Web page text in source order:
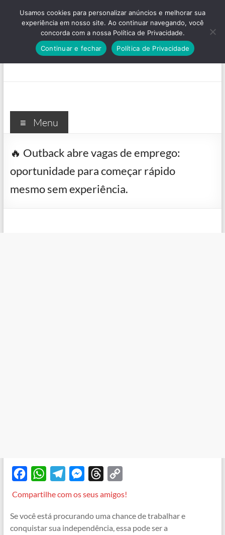
Pular
Menu
🔥 Outback abre vagas de emprego:
oportunidade para começar rápido
mesmo sem experiência.
e
W
t
e
M
s
e
y
Compartilhe com os seus amigos!
Se você está procurando uma chance de trabalhar e
conquistar sua independência, essa pode ser a
Usamos cookies para personalizar anúncios e melhorar sua
experiência em nosso site. Ao continuar navegando, você
concorda com a nossa Política de Privacidade.
Continuar e fechar
Política de Privacidade